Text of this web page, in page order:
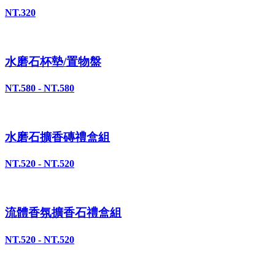
NT.320
水磨石杯墊/置物盤
NT.580 - NT.580
水磨石擴香磚禮盒組
NT.520 - NT.520
流體香氛擴香石禮盒組
NT.520 - NT.520